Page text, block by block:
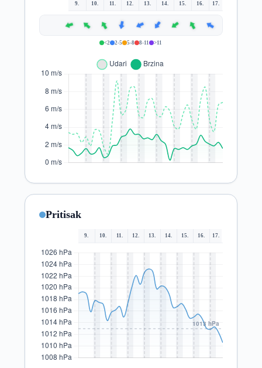
9. 10. 11. 12. 13. 14. 15. 16. 17.
Pritisak
9. 10. 11. 12. 13. 14. 15. 16. 17.